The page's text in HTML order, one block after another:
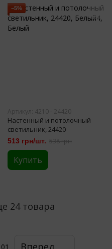
−5%
Артикул: 4210 - 24420
Настенный и потолочный
светильник, 24420
513 грн/шт. 538 грн
Купить
24 товара
Вперед